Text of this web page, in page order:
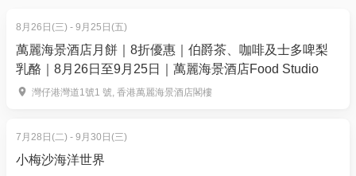
30分鐘頭肩頸按摩
養生花茶和水療小食
送sparkling wine一杯
＊兌換日期: 即日起至購買日後 60 日內
【套餐2 - 快閃47折
摩】
8月26日(三) - 9月25日(五)
萬麗海景酒店月餅｜8折優惠｜伯爵茶、咖啡及士多啤梨
乳酪｜8月26日至9月25日｜萬麗海景酒店Food Studio
灣仔港灣道1號1 號, 香港萬麗海景酒店閣樓
7月28日(二) - 9月30日(三)
小梅沙海洋世界